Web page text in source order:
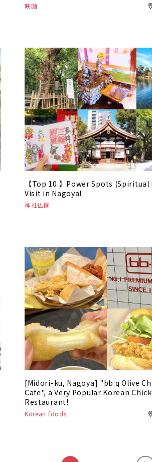
映画
【Top 10 】Power Spots
Visit in Nagoya!
神社仏閣
[Midori-ku, Nagoya] "bb.q Olive
Cafe", a Very Popular Korean
Restaurant!
Korean foods